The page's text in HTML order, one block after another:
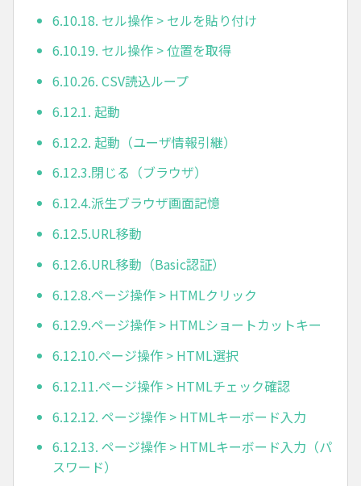
6.10.18. セル操作 > セルを貼り付け
6.10.19. セル操作 > 位置を取得
6.10.26. CSV読込ループ
6.12.1. 起動
6.12.2. 起動（ユーザ情報引継）
6.12.3.閉じる（ブラウザ）
6.12.4.派生ブラウザ画面記憶
6.12.5.URL移動
6.12.6.URL移動（Basic認証）
6.12.8.ページ操作 > HTMLクリック
6.12.9.ページ操作 > HTMLショートカットキー
6.12.10.ページ操作 > HTML選択
6.12.11.ページ操作 > HTMLチェック確認
6.12.12. ページ操作 > HTMLキーボード入力
6.12.13. ページ操作 > HTMLキーボード入力（パ
スワード）